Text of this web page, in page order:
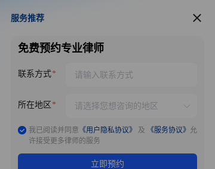
服务推荐
服务推荐
免费预约专业律师
联系方式
所在地区
我已阅读并同意 《用户隐私协议》 及 《服务协议》 允
许接受更多律师的服务
立即预约